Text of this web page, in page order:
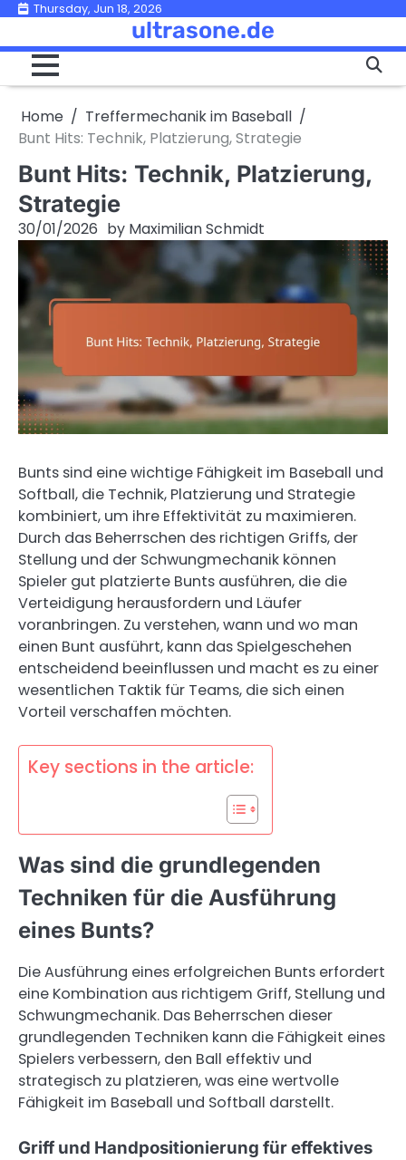
Skip
content
Thursday, Jun 18, 2026
ultrasone.de
Home
Treffermechanik im Baseball
Bunt Hits: Technik, Platzierung, Strategie
Bunt Hits: Technik, Platzierung,
Strategie
30/01/2026 by Maximilian Schmidt
Bunts sind eine wichtige Fähigkeit im Baseball und
Softball, die Technik, Platzierung und Strategie
kombiniert, um ihre Effektivität zu maximieren.
Durch das Beherrschen des richtigen Griffs, der
Stellung und der Schwungmechanik können
Spieler gut platzierte Bunts ausführen, die die
Verteidigung herausfordern und Läufer
voranbringen. Zu verstehen, wann und wo man
einen Bunt ausführt, kann das Spielgeschehen
entscheidend beeinflussen und macht es zu einer
wesentlichen Taktik für Teams, die sich einen
Vorteil verschaffen möchten.
Key sections in the article:
Was sind die grundlegenden
Techniken für die Ausführung
eines Bunts?
Die Ausführung eines erfolgreichen Bunts erfordert
eine Kombination aus richtigem Griff, Stellung und
Schwungmechanik. Das Beherrschen dieser
grundlegenden Techniken kann die Fähigkeit eines
Spielers verbessern, den Ball effektiv und
strategisch zu platzieren, was eine wertvolle
Fähigkeit im Baseball und Softball darstellt.
Griff und Handpositionierung für effektives